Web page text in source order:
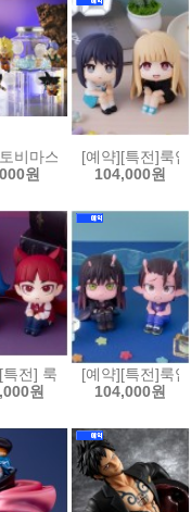
스판매)[4535123852909]
x헌터(6개박스판매
비마스 드래곤볼 Vol.3 (6
원
[예약][특전]룩
104,000원
5 더 로열 - 주인공 & 모
특전] 룩업 악마에 입문했
원
[예약][특전]룩
104,000원